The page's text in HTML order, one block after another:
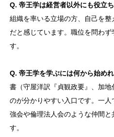
Q. 帝王学は経営者以外にも役立
組織を率いる立場の方、自己を
だと感じています。職位を問わ
す。
Q. 帝王学を学ぶには何から始め
書（守屋洋訳『貞観政要』、加
のが分かりやすい入口です。一
強会や倫理法人会のような仲間
す。